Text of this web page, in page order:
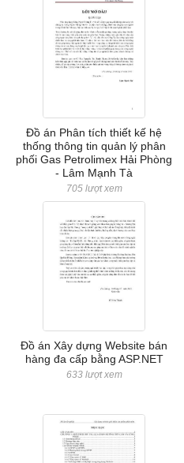
Đồ án Phân tích thiết kế hệ
thống thông tin quản lý phân
phối Gas Petrolimex Hải Phòng
- Lâm Mạnh Tà
705 lượt xem
Đồ án Xây dựng Website bán
hàng đa cấp bằng ASP.NET
633 lượt xem